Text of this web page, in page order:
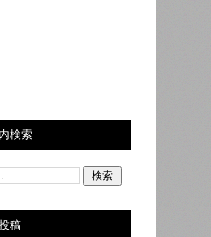
検索
稿